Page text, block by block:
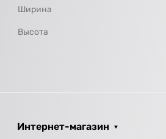
Ширина
Высота
Интернет-магазин